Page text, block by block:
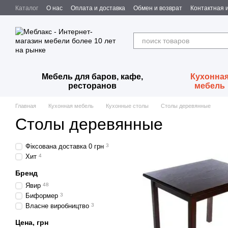
Перейти к основному контенту
Каталог О нас Оплата и доставка Обмен и возврат Контактная
Мебель для баров, кафе,
ресторанов
мебель
Главная Кухонная мебель Кухонные столы Столы деревянные
Столы деревянные
Фіксована доставка 0 грн 3
Хит 4
Бренд
Явир 48
Биформер 3
Власне виробництво 3
Цена, грн